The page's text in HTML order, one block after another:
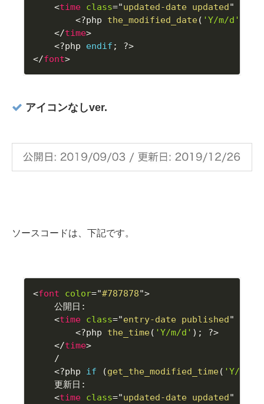
<time class="updated-date updated"
<?php
the_modified_date( 'Y/m/d'
</time>
<?php
endif ;
?>
</font>
アイコンなしver.
ソースコードは、下記です。
<font color="#787878">
	公開日
:
<time class="entry-date published"
<?php
the_time( 'Y/m/d' ) ;
?>
</time>
/
<?php
if (get_the_modified_time( 'Y/m/d'
	更新日
:
<time class="updated-date updated"